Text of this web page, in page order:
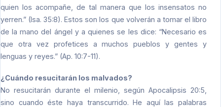
quien los acompañe, de tal manera que los insensatos no
yerren.” (Isa. 35:8). Estos son los que volverán a tomar el libro
de la mano del ángel y a quienes se les dice: “Necesario es
que otra vez profetices a muchos pueblos y gentes y
lenguas y reyes.” (Ap. 10:7-11).
¿Cuándo resucitarán los malvados?
No resucitarán durante el milenio, según Apocalipsis 20:5,
sino cuando éste haya transcurrido. He aquí las palabras